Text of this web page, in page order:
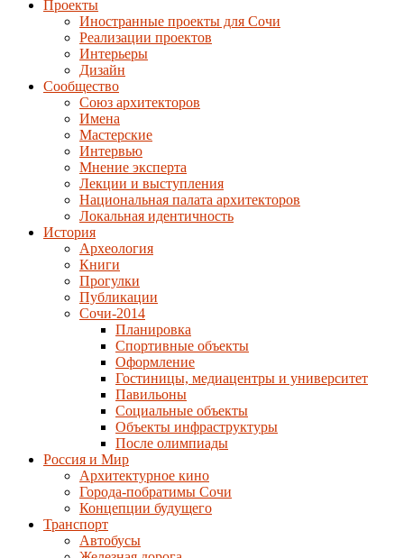
Проекты
Иностранные проекты для Сочи
Реализации проектов
Интерьеры
Дизайн
Сообщество
Союз архитекторов
Имена
Мастерские
Интервью
Мнение эксперта
Лекции и выступления
Национальная палата архитекторов
Локальная идентичность
История
Археология
Книги
Прогулки
Публикации
Сочи-2014
Планировка
Спортивные объекты
Оформление
Гостиницы, медиацентры и университет
Павильоны
Социальные объекты
Объекты инфраструктуры
После олимпиады
Россия и Мир
Архитектурное кино
Города-побратимы Сочи
Концепции будущего
Транспорт
Автобусы